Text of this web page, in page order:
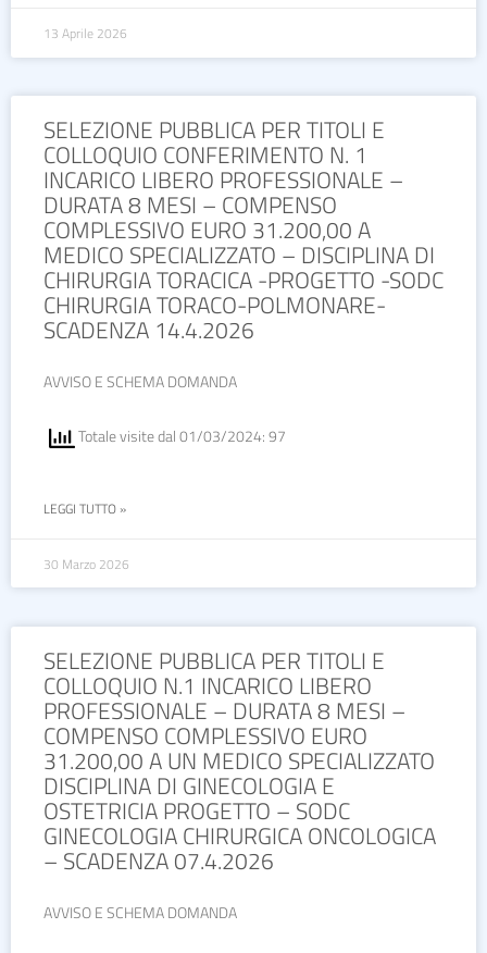
13 Aprile 2026
SELEZIONE PUBBLICA PER TITOLI E
COLLOQUIO CONFERIMENTO N. 1
INCARICO LIBERO PROFESSIONALE –
DURATA 8 MESI – COMPENSO
COMPLESSIVO EURO 31.200,00 A
MEDICO SPECIALIZZATO – DISCIPLINA DI
CHIRURGIA TORACICA -PROGETTO -SODC
CHIRURGIA TORACO-POLMONARE-
SCADENZA 14.4.2026
AVVISO E SCHEMA DOMANDA
Totale visite dal 01/03/2024: 97
LEGGI TUTTO »
30 Marzo 2026
SELEZIONE PUBBLICA PER TITOLI E
COLLOQUIO N.1 INCARICO LIBERO
PROFESSIONALE – DURATA 8 MESI –
COMPENSO COMPLESSIVO EURO
31.200,00 A UN MEDICO SPECIALIZZATO
DISCIPLINA DI GINECOLOGIA E
OSTETRICIA PROGETTO – SODC
GINECOLOGIA CHIRURGICA ONCOLOGICA
– SCADENZA 07.4.2026
AVVISO E SCHEMA DOMANDA